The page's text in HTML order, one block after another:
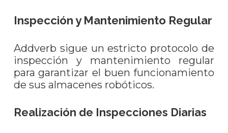
Inspección y Mantenimiento Regular
Addverb sigue un estricto protocolo de
inspección y mantenimiento regular
para garantizar el buen funcionamiento
de sus almacenes robóticos.
Realización de Inspecciones Diarias